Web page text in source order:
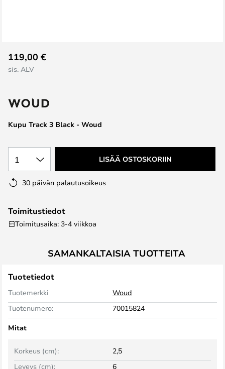
to
the
of
the
images
Kupu Track 3 Black - Woud
119,00 €
sis. ALV
1 LISÄÄ OSTOSKORIIN
30 päivän palautusoikeus
Toimitustiedot
Toimitusaika: 3-4 viikkoa
SAMANKALTAISIA TUOTTEITA
Tuotetiedot
Tuotemerkki
Woud
Tuotenumero:
70015824
Mitat
Leveys (cm): 6
Korkeus (cm): 2,5